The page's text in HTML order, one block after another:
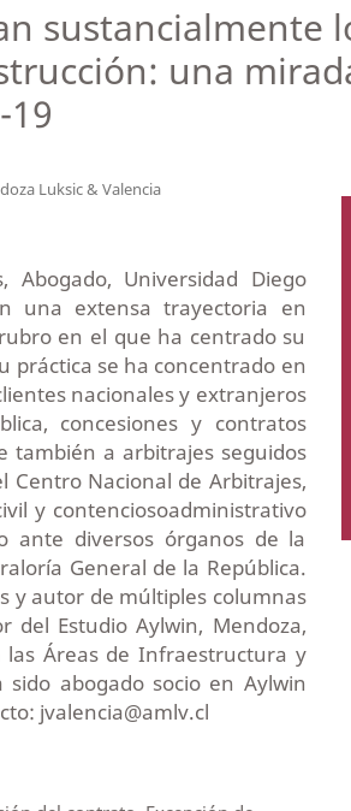
sustancialmente
una
Luksic & Valencia
Abogado, Universidad Diego
una extensa trayectoria en
en el que ha centrado su
práctica se ha concentrado en
nacionales y extranjeros
concesiones y contratos
también a arbitrajes seguidos
Centro Nacional de Arbitrajes,
y contenciosoadministrativo
ante diversos órganos de la
General de la República.
y autor de múltiples columnas
del Estudio Aylwin, Mendoza,
las Áreas de Infraestructura y
abogado socio en Aylwin
jvalencia@amlv.cl